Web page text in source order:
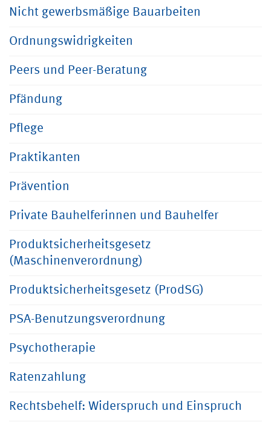
Nicht gewerbsmäßige Bauarbeiten
Ordnungswidrigkeiten
Peers und Peer-Beratung
Pfändung
Pflege
Praktikanten
Prävention
Private Bauhelferinnen und Bauhelfer
Produktsicherheitsgesetz
(Maschinenverordnung)
Produktsicherheitsgesetz (ProdSG)
PSA-Benutzungsverordnung
Psychotherapie
Ratenzahlung
Rechtsbehelf: Widerspruch und Einspruch